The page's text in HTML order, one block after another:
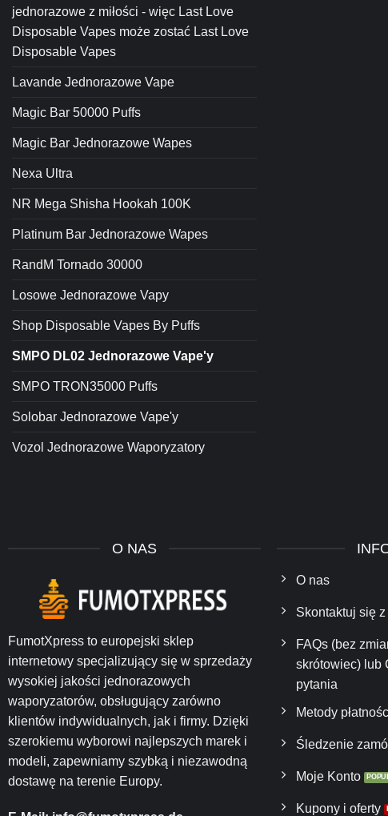
jednorazowe z miłości - więc Last Love
Disposable Vapes może zostać Last Love
Disposable Vapes
Lavande Jednorazowe Vape
Magic Bar 50000 Puffs
Magic Bar Jednorazowe Wapes
Nexa Ultra
NR Mega Shisha Hookah 100K
Platinum Bar Jednorazowe Wapes
RandM Tornado 30000
Losowe Jednorazowe Vapy
Shop Disposable Vapes By Puffs
SMPO DL02 Jednorazowe Vape'y
SMPO TRON35000 Puffs
Solobar Jednorazowe Vape'y
Vozol Jednorazowe Waporyzatory
O NAS
FumotXpress to europejski sklep
internetowy specjalizujący się w sprzedaży
wysokiej jakości jednorazowych
waporyzatorów, obsługujący zarówno
klientów indywidualnych, jak i firmy. Dzięki
szerokiemu wyborowi najlepszych marek i
modeli, zapewniamy szybką i niezawodną
dostawę na terenie Europy.
O nas
Skontaktuj się z
FAQs (bez
skrótowiec) lub
pytania
Metody
Śledzenie
Moje Konto
Kupony i oferty